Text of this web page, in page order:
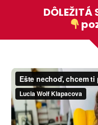
DÔLEŽITÁ